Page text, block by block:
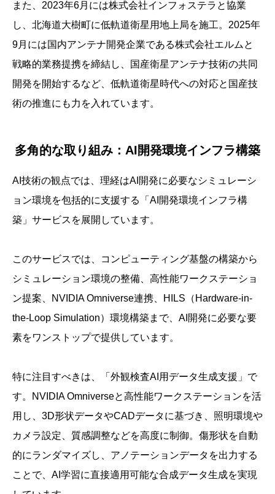
また、2023年6月には株式会社インフォステラと協業
し、北海道大樹町に低軌道衛星用地上局を施工。2025年
9月には国内アンテナ開発企業である株式会社エルムと
戦略的業務提携を締結し、国産衛星アンテナ技術の共同
開発を開始するなど、低軌道衛星時代への対応と国産技
術の推進にも力を入れています。
多角的な取り組み：AI開発環境インフラ構築
AI技術の観点では、理経はAI開発に必要なシミュレーシ
ョン環境を包括的に支援する「AI開発環境インフラ構
築」サービスを展開しています。
このサービスでは、コンピューティング基盤の構築から
シミュレーション環境の整備、高性能ワークステーショ
ン提案、NVIDIA Omniverse連携、HILS（Hardware-in-
the-Loop Simulation）環境構築まで、AI開発に必要な要
素をワンストップで提供しています。
特に注目すべきは、「外観検査AI用データ生成支援」で
す。NVIDIA Omniverseと高性能ワークステーションを活
用し、3D形状データやCADデータに基づき、照明環境や
カメラ設定、質感調整などを高度に制御。傷形状を自動
的にランダマイズし、アノテーションデータを出力する
ことで、AI学習に直接適用可能な合成データ生成を実現